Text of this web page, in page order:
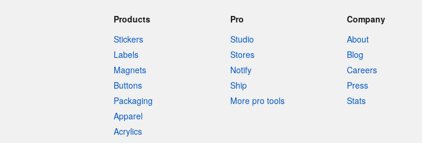
Products
Stickers
Labels
Magnets
Buttons
Packaging
Apparel
Acrylics
Pro
Studio
Stores
Notify
Ship
More pro tools
Company
About
Blog
Careers
Press
Stats